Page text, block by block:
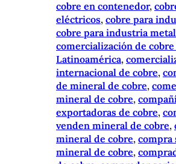
cobre en contenedor,
eléctricos, cobre para
cobre para industria
comercialización de
Latinoamérica,
internacional de cobre,
de mineral de cobre,
mineral de cobre,
exportadoras de cobre,
venden mineral de cobre,
mineral de cobre, compra
mineral de cobre,